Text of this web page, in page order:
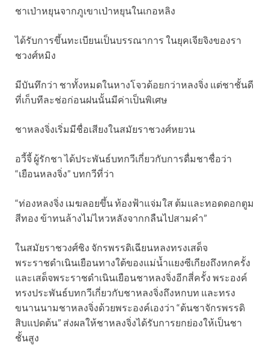
ชาเป่าหยุนจากภูเขาเป่าหยุนในเกอหลิง
ได้รับการขึ้นทะเบียนเป็นบรรณาการ ในยุคเจียจิงของรา
ชวงศ์หมิง
มีบันทึกว่า ชาทั้งหมดในหางโจวด้อยกว่าหลงจิ่ง แต่ชาชั้นดี
ที่เก็บทีละช่อก่อนฝนนั้นมีค่าเป็นพิเศษ
ชาหลงจิ่งเริ่มมีชื่อเสียงในสมัยราชวงศ์หยวน
อวี้จี้ ผู้รักชา ได้ประพันธ์บทกวีเกี่ยวกับการดื่มชาชื่อว่า
“เยือนหลงจิ่ง” บทกวีที่ว่า
“ท่องหลงจิ่ง เมฆลอยขึ้น ท้องฟ้าแจ่มใส ต้มและทอดดอกตูม
สีทอง ข้าทนล้างไม่ไหวหลังจากกลืนไปสามคำ”
ในสมัยราชวงศ์ชิง จักรพรรดิเฉียนหลงทรงเสด็จ
พระราชดำเนินเยือนทางใต้ของแม่น้ำแยงซีเกียงถึงหกครั้ง
และเสด็จพระราชดำเนินเยือนชาหลงจิ่งอีกสี่ครั้ง พระองค์
ทรงประพันธ์บทกวีเกี่ยวกับชาหลงจิ่งถึงหกบท และทรง
ขนานนามชาหลงจิ่งด้วยพระองค์เองว่า “ต้นชาจักรพรรดิ
สิบแปดต้น” ส่งผลให้ชาหลงจิ่งได้รับการยกย่องให้เป็นชา
ชั้นสูง